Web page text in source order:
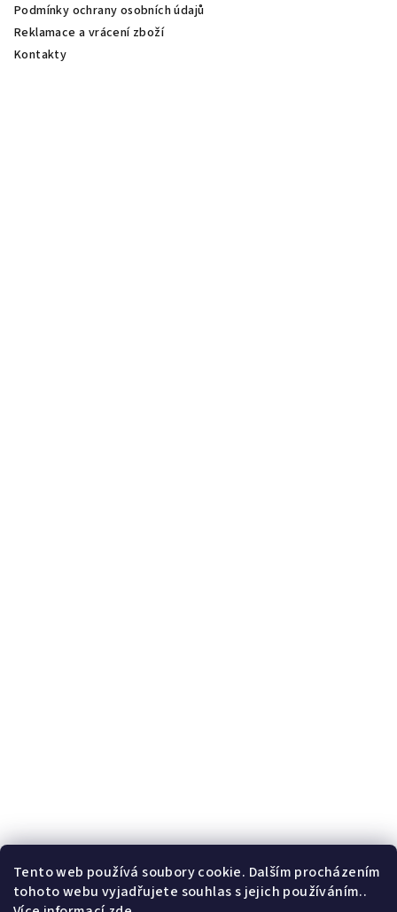
Tento web používá soubory cookie. Dalším procházením
tohoto webu vyjadřujete souhlas s jejich používáním..
Podmínky ochrany osobních údajů
Reklamace a vrácení zboží
Kontakty